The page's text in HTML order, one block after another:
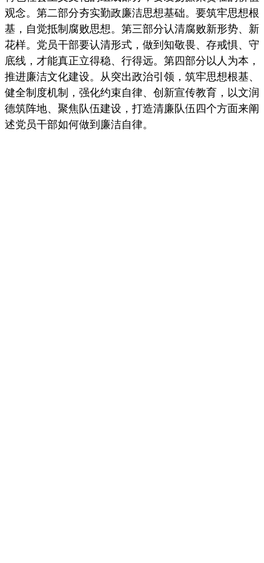
观念。第二部分夯实勤政廉洁思想基础。要筑牢思想根
基，自觉抵制腐败思想。第三部分认清腐败新形势、新
花样。党员干部要认清形式，做到知敬畏、存戒惧、守
底线，才能真正立得稳、行得远。第四部分以人为本，
推进廉洁文化建设。从突出政治引领，筑牢思想根基、
健全制度机制，强化约束自律、创新宣传教育，以文润
德筑阵地、聚焦队伍建设，打造清廉队伍四个方面来阐
述党员干部如何做到廉洁自律。